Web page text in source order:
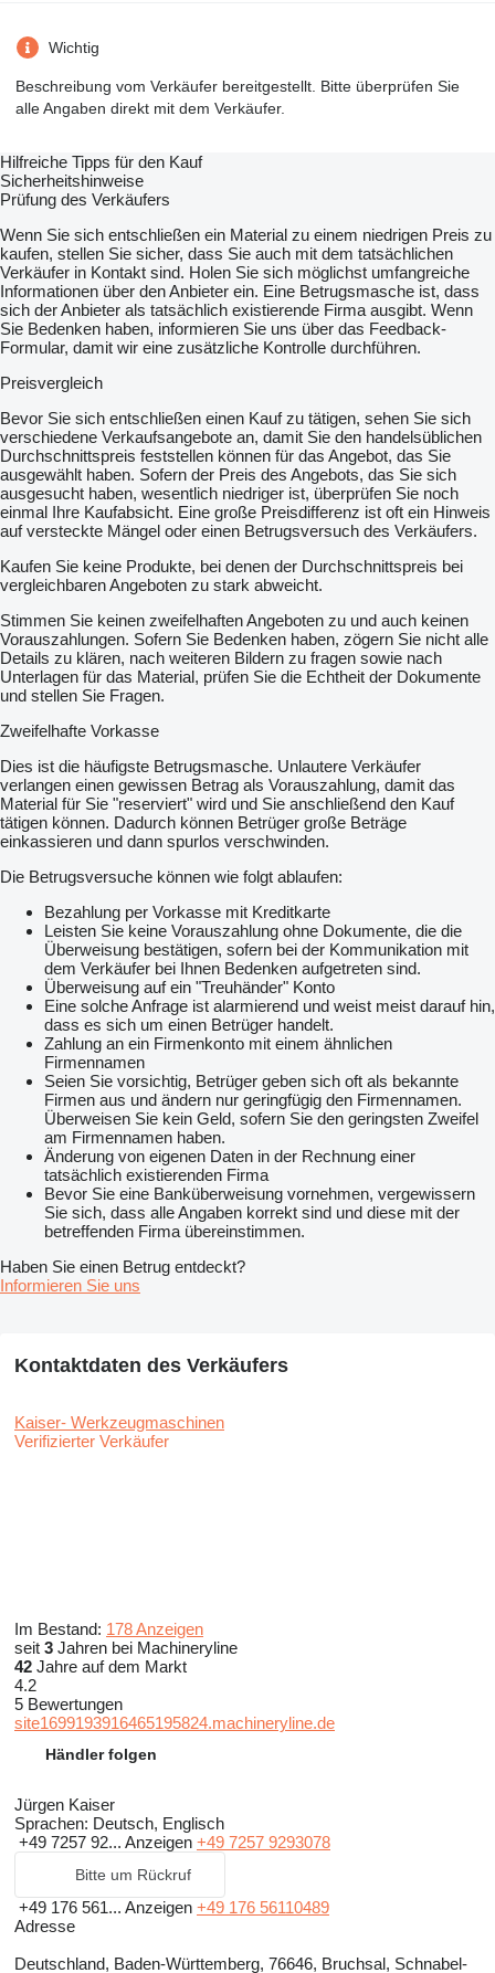
Wichtig
Beschreibung vom Verkäufer bereitgestellt. Bitte überprüfen Sie
alle Angaben direkt mit dem Verkäufer.
Hilfreiche Tipps für den Kauf
Sicherheitshinweise
Prüfung des Verkäufers
Wenn Sie sich entschließen ein Material zu einem niedrigen Preis zu
kaufen, stellen Sie sicher, dass Sie auch mit dem tatsächlichen
Verkäufer in Kontakt sind. Holen Sie sich möglichst umfangreiche
Informationen über den Anbieter ein. Eine Betrugsmasche ist, dass
sich der Anbieter als tatsächlich existierende Firma ausgibt. Wenn
Sie Bedenken haben, informieren Sie uns über das Feedback-
Formular, damit wir eine zusätzliche Kontrolle durchführen.
Preisvergleich
Bevor Sie sich entschließen einen Kauf zu tätigen, sehen Sie sich
verschiedene Verkaufsangebote an, damit Sie den handelsüblichen
Durchschnittspreis feststellen können für das Angebot, das Sie
ausgewählt haben. Sofern der Preis des Angebots, das Sie sich
ausgesucht haben, wesentlich niedriger ist, überprüfen Sie noch
einmal Ihre Kaufabsicht. Eine große Preisdifferenz ist oft ein Hinweis
auf versteckte Mängel oder einen Betrugsversuch des Verkäufers.
Kaufen Sie keine Produkte, bei denen der Durchschnittspreis bei
vergleichbaren Angeboten zu stark abweicht.
Stimmen Sie keinen zweifelhaften Angeboten zu und auch keinen
Vorauszahlungen. Sofern Sie Bedenken haben, zögern Sie nicht alle
Details zu klären, nach weiteren Bildern zu fragen sowie nach
Unterlagen für das Material, prüfen Sie die Echtheit der Dokumente
und stellen Sie Fragen.
Zweifelhafte Vorkasse
Dies ist die häufigste Betrugsmasche. Unlautere Verkäufer
verlangen einen gewissen Betrag als Vorauszahlung, damit das
Material für Sie "reserviert" wird und Sie anschließend den Kauf
tätigen können. Dadurch können Betrüger große Beträge
einkassieren und dann spurlos verschwinden.
Die Betrugsversuche können wie folgt ablaufen:
Bezahlung per Vorkasse mit Kreditkarte
Leisten Sie keine Vorauszahlung ohne Dokumente, die die
Überweisung bestätigen, sofern bei der Kommunikation mit
dem Verkäufer bei Ihnen Bedenken aufgetreten sind.
Überweisung auf ein "Treuhänder" Konto
Eine solche Anfrage ist alarmierend und weist meist darauf hin,
dass es sich um einen Betrüger handelt.
Zahlung an ein Firmenkonto mit einem ähnlichen
Firmennamen
Seien Sie vorsichtig, Betrüger geben sich oft als bekannte
Firmen aus und ändern nur geringfügig den Firmennamen.
Überweisen Sie kein Geld, sofern Sie den geringsten Zweifel
am Firmennamen haben.
Änderung von eigenen Daten in der Rechnung einer
tatsächlich existierenden Firma
Bevor Sie eine Banküberweisung vornehmen, vergewissern
Sie sich, dass alle Angaben korrekt sind und diese mit der
betreffenden Firma übereinstimmen.
Haben Sie einen Betrug entdeckt?
Informieren Sie uns
Kontaktdaten des Verkäufers
Kaiser- Werkzeugmaschinen
Verifizierter Verkäufer
Im Bestand: 178 Anzeigen
seit 3 Jahren bei Machineryline
42 Jahre auf dem Markt
4.2
5 Bewertungen
site1699193916465195824.machineryline.de
Händler folgen
Jürgen Kaiser
Sprachen: Deutsch, Englisch
+49 7257 92... Anzeigen +49 7257 9293078
Bitte um Rückruf
+49 176 561... Anzeigen +49 176 56110489
Adresse
Deutschland, Baden-Württemberg, 76646, Bruchsal, Schnabel-